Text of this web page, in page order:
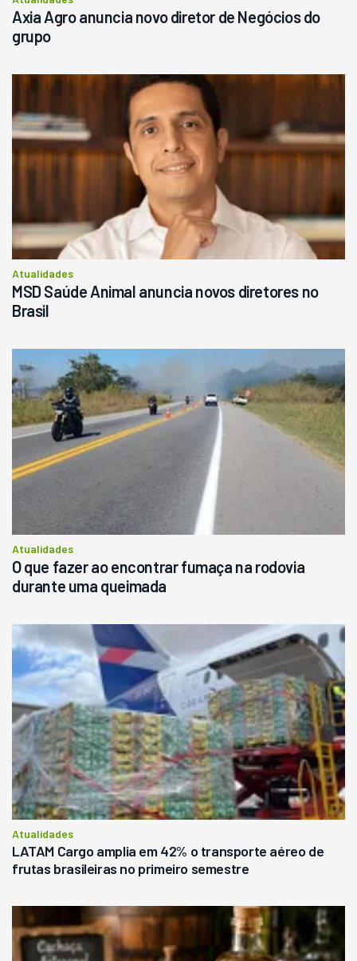
Axia Agro anuncia novo diretor de Negócios do
grupo
Atualidades
MSD Saúde Animal anuncia novos diretores no
Brasil
Atualidades
O que fazer ao encontrar fumaça na rodovia
durante uma queimada
Atualidades
LATAM Cargo amplia em 42% o transporte aéreo de
frutas brasileiras no primeiro semestre